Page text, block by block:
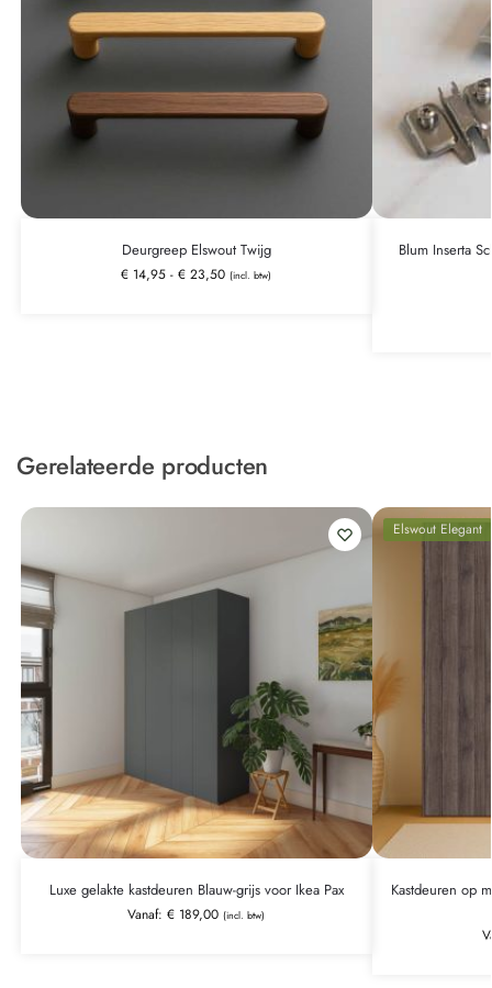
Deurgreep Elswout Twijg
€ 14,95 - € 23,50 (incl. btw)
Blum Inserta
Gerelateerde producten
Luxe gelakte kastdeuren Blauw-grijs voor Ikea Pax
Vanaf:€ 189,00 (incl. btw)
Elswout Elegant
Kastdeuren op